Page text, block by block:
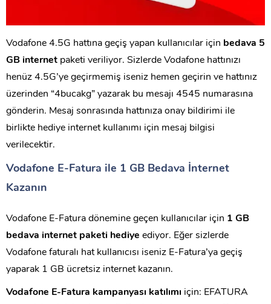
Vodafone 4.5G hattına geçiş yapan kullanıcılar için bedava 5
GB internet paketi veriliyor. Sizlerde Vodafone hattınızı
henüz 4.5G’ye geçirmemiş iseniz hemen geçirin ve hattınız
üzerinden “4bucakg” yazarak bu mesajı 4545 numarasına
gönderin. Mesaj sonrasında hattınıza onay bildirimi ile
birlikte hediye internet kullanımı için mesaj bilgisi
verilecektir.
Vodafone E-Fatura ile 1 GB Bedava İnternet
Kazanın
Vodafone E-Fatura dönemine geçen kullanıcılar için 1 GB
bedava internet paketi hediye ediyor. Eğer sizlerde
Vodafone faturalı hat kullanıcısı iseniz E-Fatura’ya geçiş
yaparak 1 GB ücretsiz internet kazanın.
Vodafone E-Fatura kampanyası katılımı için: EFATURA